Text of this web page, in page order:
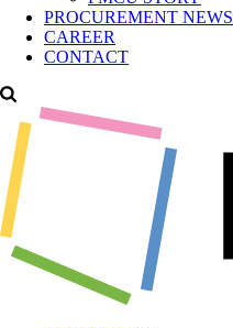
PROCUREMENT NEWS
CAREER
CONTACT